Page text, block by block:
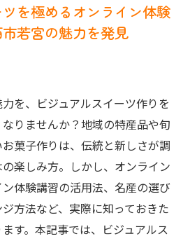
を極めるオンライン体験
若宮の魅力を発見
を、ビジュアルスイーツ作りを
りませんか？地域の特産品や旬
菓子作りは、伝統と新しさが調
楽しみ方。しかし、オンライン
体験講習の活用法、名産の選び
方法など、実際に知っておきた
す。本記事では、ビジュアルス